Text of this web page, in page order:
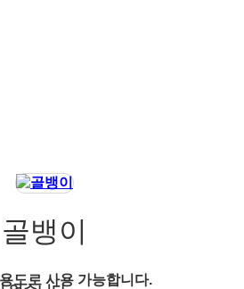
골뱅이
도로 사용 가능합니다.